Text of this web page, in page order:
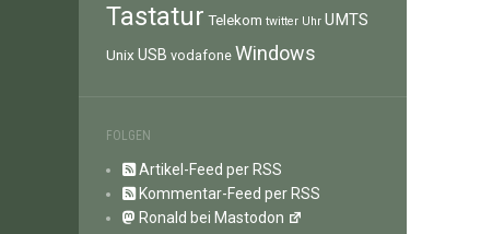
Tastatur Telekom twitter Uhr UMTS
Unix USB vodafone Windows
FOLGEN
Artikel-Feed per RSS
Kommentar-Feed per RSS
Ronald bei Mastodon